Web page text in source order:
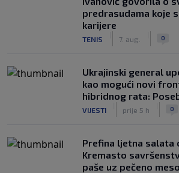
predrasudama koje
karijere
TENIS 7. aug. 0
Ukrajinski general
kao mogući novi
hibridnog rata:
VIJESTI prije 5 h 0
Prefina ljetna salata
Kremasto
paše uz pečeno meso